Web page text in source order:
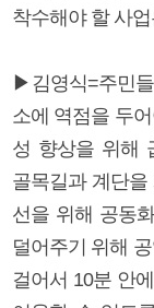
착수해야 할 사
▶김영식=주민
소에 역점을 두
성 향상을 위해
골목길과 계단
선을 위해 공동
덜어주기 위해
걸어서 10분 안